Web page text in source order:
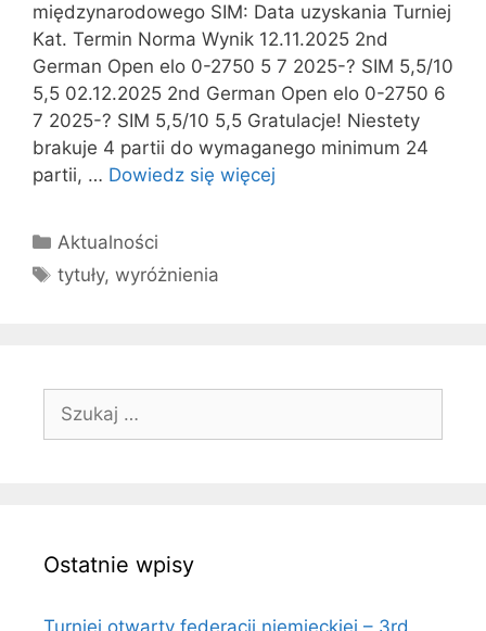
międzynarodowego SIM: Data uzyskania Turniej
Kat. Termin Norma Wynik 12.11.2025 2nd
German Open elo 0-2750 5 7 2025-? SIM 5,5/10
5,5 02.12.2025 2nd German Open elo 0-2750 6
7 2025-? SIM 5,5/10 5,5 Gratulacje! Niestety
brakuje 4 partii do wymaganego minimum 24
partii, … Dowiedz się więcej
Kategorie
Aktualności
Tagi
tytuły,wyróżnienia
Szukaj:
Ostatnie wpisy
Turniej otwarty federacji niemieckiej – 3rd